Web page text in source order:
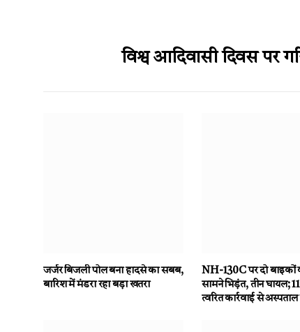
विश्व आदिवासी दिवस पर
जर्जर बिजली पोल बना हादसे का सबब,
बारिश में मंडरा रहा बड़ा खतरा
NH-130C पर दो
सामने भिड़ंत, तीन घायल;
त्वरित कार्रवाई से अस्पताल